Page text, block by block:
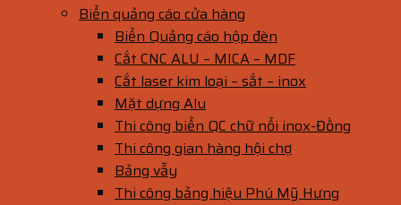
Biển quảng cáo cửa hàng
Biển Quảng cáo hộp đèn
Cắt CNC ALU – MICA – MDF
Cắt laser kim loại – sắt – inox
Mặt dựng Alu
Thi công biển QC chữ nổi inox-Đồng
Thi công gian hàng hội chợ
Bảng vẫy
Thi công bảng hiệu Phú Mỹ Hưng